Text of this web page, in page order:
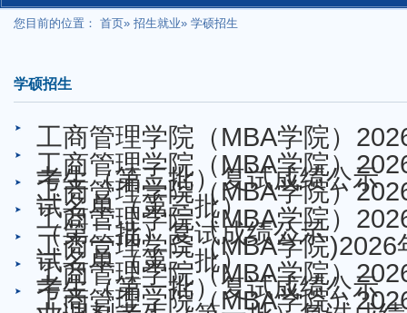
您目前的位置： 首页» 招生就业» 学硕招生
学硕招生
工商管理学院（MBA学院）
考生（第三批）复试成绩公示
工商管理学院（MBA学院）
试名单（第三批）
工商管理学院（MBA学院）
（第二批）复试成绩公示
工商管理学院（MBA学院）
试名单（第二批）
工商管理学院（MBA学院
考生（第一批）复试成绩公示
工商管理学院（MBA学院）
工商管理学院（MBA学院）